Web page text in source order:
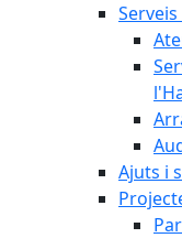
Ajuts i